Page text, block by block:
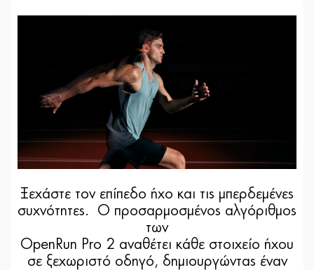
Ξεχάστε τον επίπεδο ήχο και τις μπερδεμένες
συχνότητες. Ο προσαρμοσμένος αλγόριθμος
των
OpenRun Pro 2 αναθέτει κάθε στοιχείο ήχου
σε ξεχωριστό οδηγό, δημιουργώντας έναν